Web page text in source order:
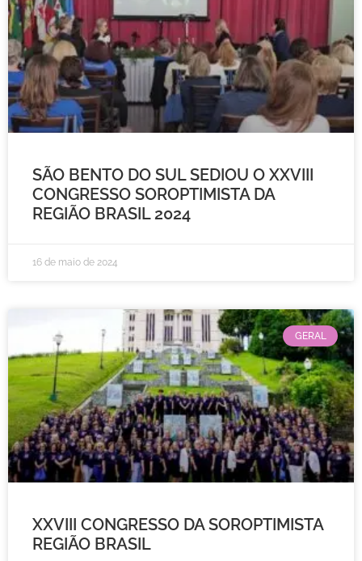
SÃO BENTO DO SUL SEDIOU O XXVIII
CONGRESSO SOROPTIMISTA DA
REGIÃO BRASIL 2024
16 de maio de 2024
GERAL
XXVIII CONGRESSO DA SOROPTIMISTA
REGIÃO BRASIL